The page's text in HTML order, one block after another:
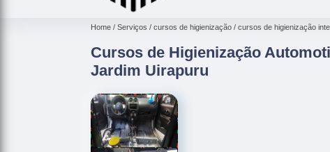
Home Serviços cursos de higienização cursos de higienização
Cursos de Higienização
Jardim Uirapuru